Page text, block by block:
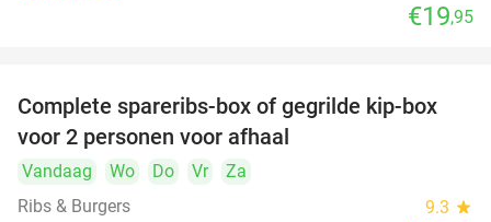
€19,95
37%
Complete spareribs-box of gegrilde kip-box
voor 2 personen voor afhaal
Vandaag Wo Do Vr
Za
Ribs & Burgers
9.3 star